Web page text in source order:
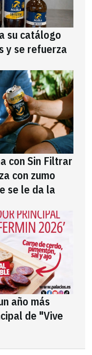
su catálogo
y se refuerza
con Sin Filtrar
con zumo
se le da la
año más
de "Vive